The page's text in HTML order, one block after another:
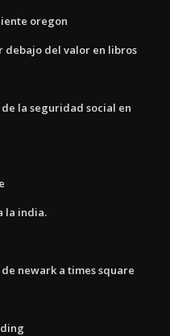
oregon
debajo del valor en libros
la seguridad social en
la india.
newark a times square